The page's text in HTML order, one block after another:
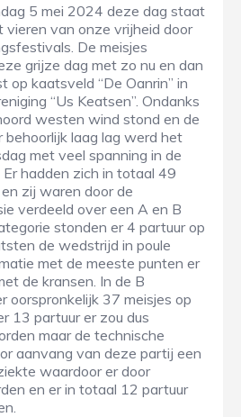
5 mei 2024 deze dag staat
van onze vrijheid door
De meisjes
grijze dag met zo nu en dan
op kaatsveld “De Oanrin” in
“Us Keatsen”. Ondanks
westen wind stond en de
behoorlijk laag lag werd het
met veel spanning in de
hadden zich in totaal 49
zij waren door de
verdeeld over een A en B
stonden er 4 partuur op
de wedstrijd in poule
met de meeste punten er
de kransen. In de B
oorspronkelijk 37 meisjes op
13 partuur er zou dus
maar de technische
aanvang van deze partij een
waardoor er door
en er in totaal 12 partuur